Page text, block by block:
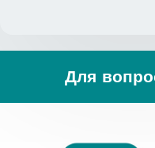
Для